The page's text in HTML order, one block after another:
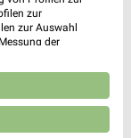
zur
zur Auswahl
der
Entwicklung und
zur Auswahl
und in die